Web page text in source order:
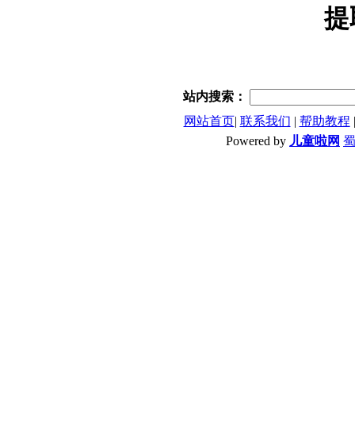
站内搜索：
网站首页| 联系我们 | 帮助教程
Powered by 儿童啦网